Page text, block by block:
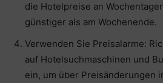
die Hotelpreise an
günstiger als am Wochenende.
Verwenden Sie Preisalarme:
auf Hotelsuchmaschinen und
ein, um über Preisänderungen